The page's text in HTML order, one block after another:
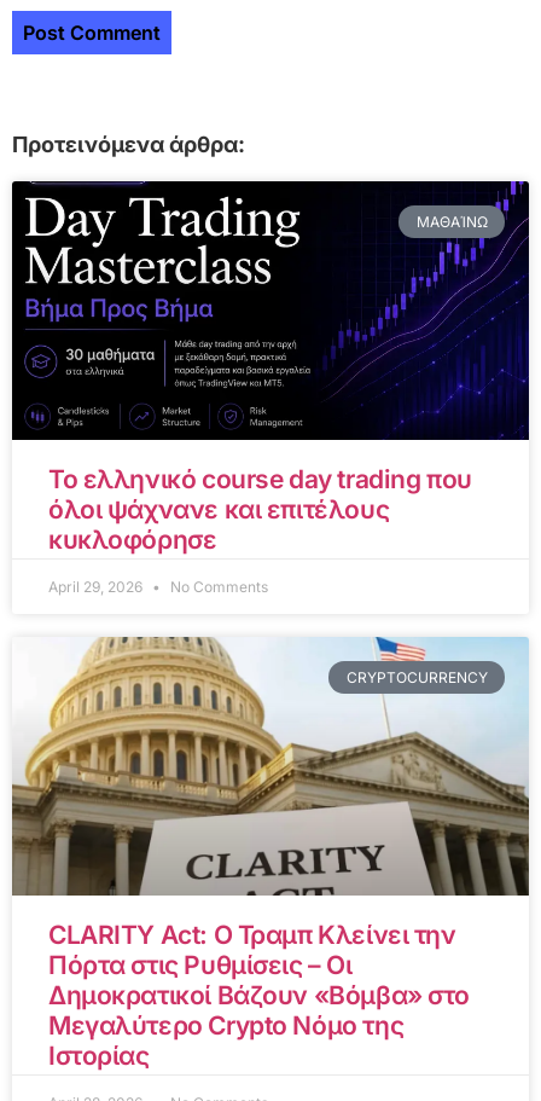
Προτεινόμενα άρθρα:
ΜΑΘΑΊΝΩ
Το ελληνικό course day trading που
όλοι ψάχνανε και επιτέλους
κυκλοφόρησε
April 29, 2026 No Comments
CRYPTOCURRENCY
CLARITY Act: Ο Τραμπ Κλείνει την
Πόρτα στις Ρυθμίσεις – Οι
Δημοκρατικοί Βάζουν «Βόμβα» στο
Μεγαλύτερο Crypto Νόμο της
Ιστορίας